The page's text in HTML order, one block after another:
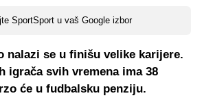
SportSport u vaš Google izbor
nalazi se u finišu velike karijere.
igrača svih vremena ima 38
će u fudbalsku penziju.